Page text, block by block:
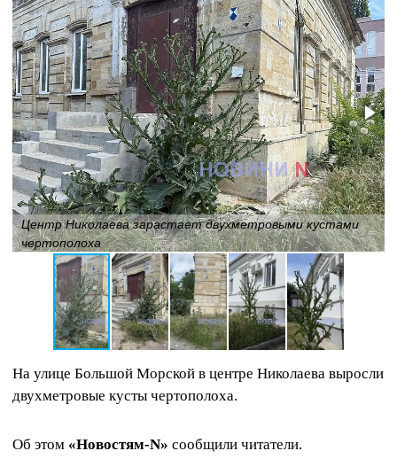
Центр Николаева зарастает двухметровыми кустами
чертополоха
На улице Большой Морской в центре Николаева выросли
двухметровые кусты чертополоха.
Об этом «Новостям-N» сообщили читатели.